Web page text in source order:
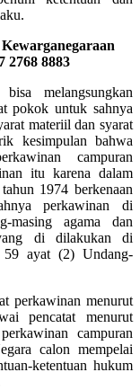
8883
melangsungkan
pokok untuk sahnya
materiil dan syarat
kesimpulan bahwa
campuran
itu karena dalam
1974 berkenaan
perkawinan di
masing agama dan
yang di dilakukan di
59 ayat (2) Undang-
perkawinan menurut
pencatat menurut
campuran
calon mempelai
ketentuan hukum